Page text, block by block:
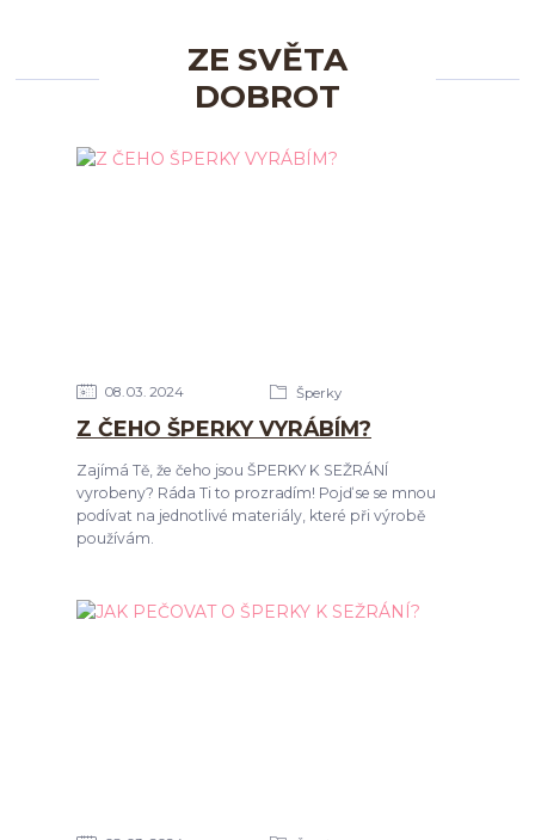
ZE SVĚTA
DOBROT
08 03 2024 Šperky
Z ČEHO ŠPERKY VYRÁBÍM?
Zajímá Tě, že čeho jsou ŠPERKY K SEŽRÁNÍ
vyrobeny? Ráda Ti to prozradím! Pojď se se mnou
podívat na jednotlivé materiály, které při výrobě
používám.